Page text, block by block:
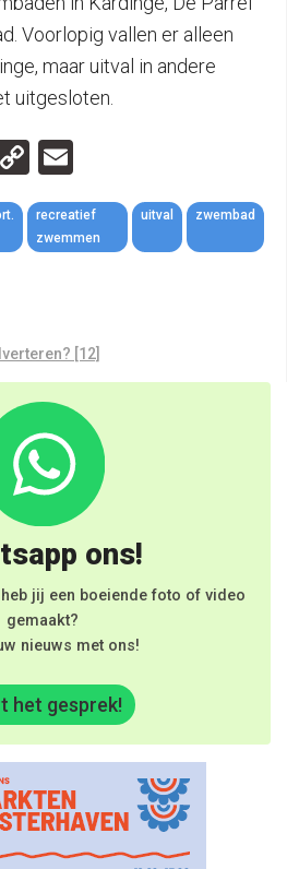
Voorlopig vallen er alleen
maar uitval in andere
uitgesloten.
Copy
Link
recreatief
zwemmen
uitval zwembad
[12]
ons!
jij een boeiende foto of video
gemaakt?
nieuws met ons!
het gesprek!